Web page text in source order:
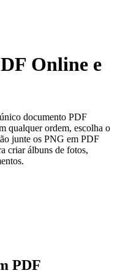
Online e
documento PDF
qualquer ordem, escolha o
junte os PNG em PDF
criar álbuns de fotos,
PDF